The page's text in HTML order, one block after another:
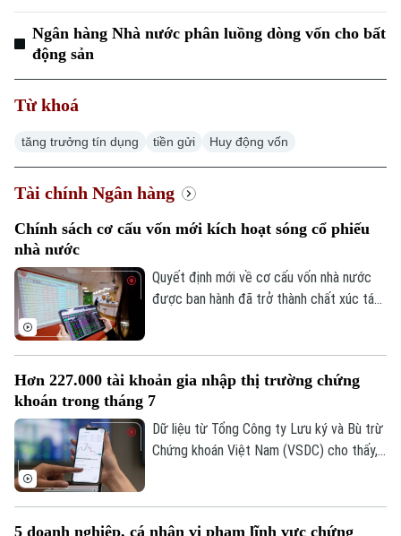
Chuyên mục
Hà Nội
Xã hội
Công nghệ
Hà Nội
Nhịp sống Hà Nội
Người Hà Nội
Khoảnh khắc Hà Nội
Ẩm thực
Thế giới
Tin tức
Quân sự
Hồ sơ
Kinh tế
Tin tức
Cafe sáng
Tài chính Ngân hàng
Doanh nghiệp
Nhà đất
Tin tức
Đầu tư
Căn hộ
Đất đai
Kinh nghiệm
Tàu và Xe
Ô tô
Tàu
Xe máy
Giáo dục
Tin tức
Tuyển sinh
Hướng nghiệp
Văn hóa
Tin tức
Ngân hàng Nhà nước phân luồng dòng vốn cho bất
động sản
Từ khoá
tăng trưởng tín dụng tiền gửi Huy động vốn
Tài chính Ngân hàng
Chính sách cơ cấu vốn mới kích hoạt sóng cổ phiếu
nhà nước
Quyết định mới về cơ cấu vốn nhà nước
được ban hành đã trở thành chất xúc tác
đưa VN-Index đảo chiều đi lên.
Hơn 227.000 tài khoản gia nhập thị trường chứng
khoán trong tháng 7
Dữ liệu từ Tổng Công ty Lưu ký và Bù trừ
Chứng khoán Việt Nam (VSDC) cho thấy,
5 doanh nghiệp, cá nhân vi phạm lĩnh vực chứng